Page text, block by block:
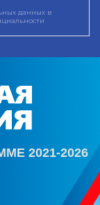
данных в
2021-2026